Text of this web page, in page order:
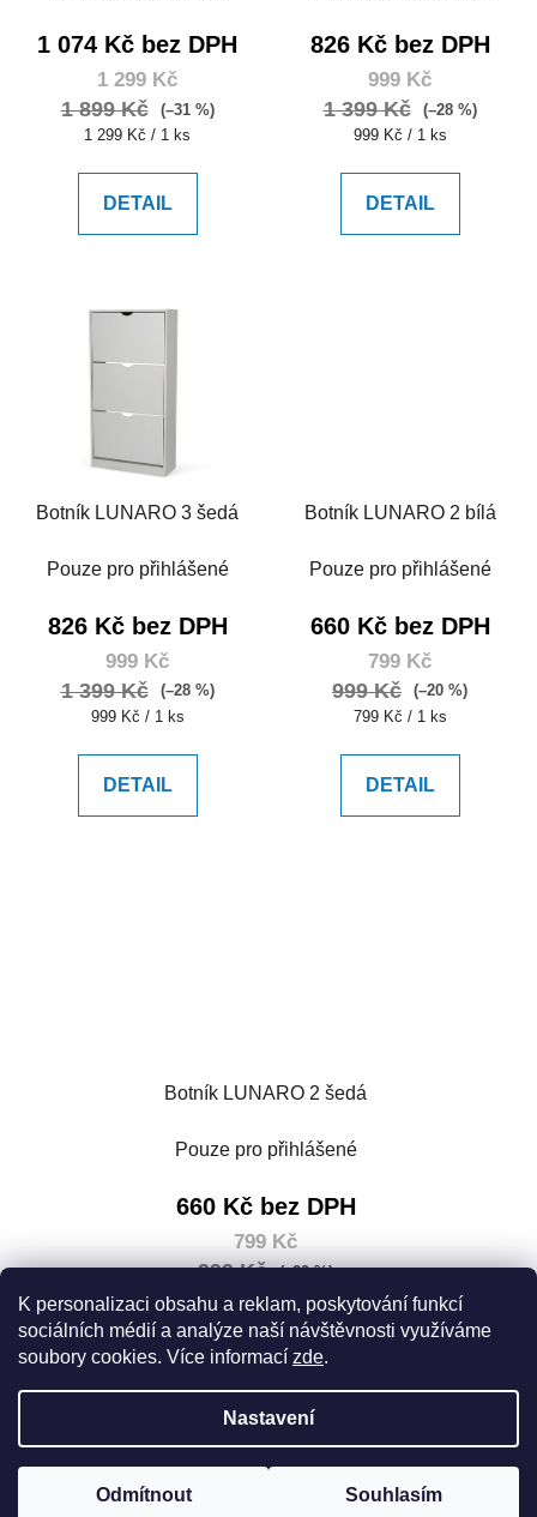
K personalizaci obsahu a reklam, poskytování funkcí
sociálních médií a analýze naší návštěvnosti využíváme
soubory cookies. Více informací zde.
Nastavení
Odmítnout Souhlasím
1 074 Kč bez DPH
1 299 Kč
1 899 Kč
(–31 %)
Měrná
1 299 Kč / 1 ks
DETAIL
826 Kč bez DPH
999 Kč
1 399 Kč
(–28 %)
Měrná
999 Kč / 1 ks
DETAIL
Botník LUNARO 3 šedá
Pouze pro přihlášené
826 Kč bez DPH
999 Kč
1 399 Kč
(–28 %)
Měrná
999 Kč / 1 ks
DETAIL
Botník LUNARO 2 bílá
Pouze pro přihlášené
660 Kč bez DPH
799 Kč
999 Kč
(–20 %)
Měrná
799 Kč / 1 ks
DETAIL
Botník LUNARO 2 šedá
Pouze pro přihlášené
660 Kč bez DPH
799 Kč
999 Kč
(–20 %)
Měrná
cena:
799 Kč / 1 ks
DETAIL
Vytvořil Shoptet
Copyright 2026House 5 . Všechna práva vyhrazena.